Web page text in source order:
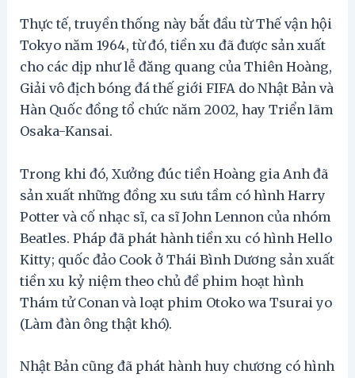
Thực tế, truyền thống này bắt đầu từ Thế vận hội
Tokyo năm 1964, từ đó, tiền xu đã được sản xuất
cho các dịp như lễ đăng quang của Thiên Hoàng,
Giải vô địch bóng đá thế giới FIFA do Nhật Bản và
Hàn Quốc đồng tổ chức năm 2002, hay Triển lãm
Osaka-Kansai.
Trong khi đó, Xưởng đúc tiền Hoàng gia Anh đã
sản xuất những đồng xu sưu tầm có hình Harry
Potter và cố nhạc sĩ, ca sĩ John Lennon của nhóm
Beatles. Pháp đã phát hành tiền xu có hình Hello
Kitty; quốc đảo Cook ở Thái Bình Dương sản xuất
tiền xu kỷ niệm theo chủ đề phim hoạt hình
Thám tử Conan và loạt phim Otoko wa Tsurai yo
(Làm đàn ông thật khó).
Nhật Bản cũng đã phát hành huy chương có hình